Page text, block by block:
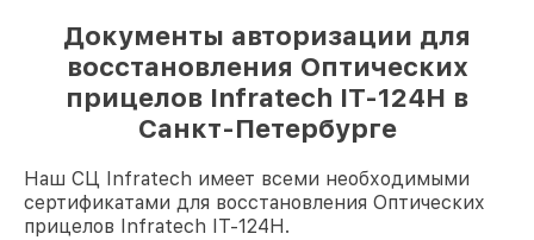
Документы авторизации для
восстановления Оптических
прицелов Infratech IT-124Н в
Санкт-Петербурге
Наш СЦ Infratech имеет всеми необходимыми
сертификатами для восстановления Оптических
прицелов Infratech IT-124Н.